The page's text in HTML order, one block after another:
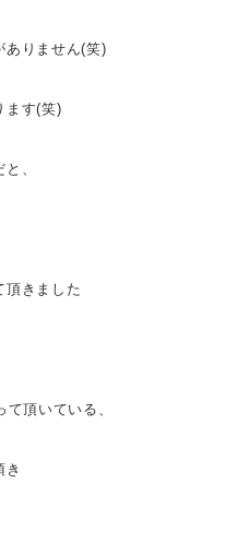
ありません(笑)
ます(笑)
、
頂きました
頂いている、
き